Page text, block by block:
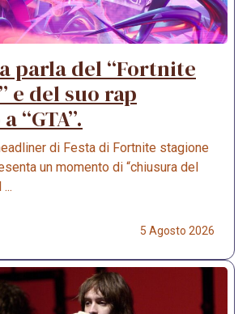
parla del “Fortnite
e del suo rap
“GTA”.
di Festa di Fortnite stagione
un momento di “chiusura del
5 Agosto 2026